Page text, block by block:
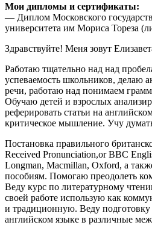
Мои дипломы и сертификаты:
— Диплом Московского
университета им Мориса Тореза
Здравствуйте! Меня зовут
Работаю тщательно над над
успеваемость школьников, делаю
речи, работаю над понимаем
Обучаю детей и взрослых
реферировать статьи на
критическое мышление. Учу
Постановка правильного
Received Pronunciation,or BBC
Longman, Macmillan, Oxford, а
пособиям. Помогаю преодолеть
Веду курс по литературному
своей работе использую как
и традиционную. Веду подготовку
английском языке в различные